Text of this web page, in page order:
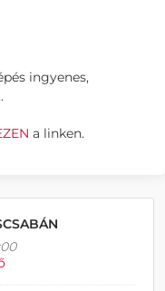
ingyenes,
a linken.